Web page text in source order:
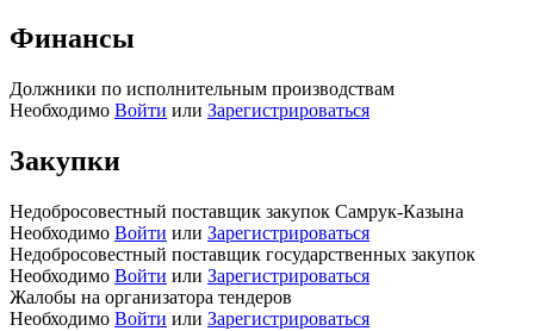
Финансы
Должники по исполнительным производствам
Необходимо Войти или Зарегистрироваться
Закупки
Недобросовестный поставщик закупок Самрук-Казына
Необходимо Войти или Зарегистрироваться
Недобросовестный поставщик государственных закупок
Необходимо Войти или Зарегистрироваться
Жалобы на организатора тендеров
Необходимо Войти или Зарегистрироваться